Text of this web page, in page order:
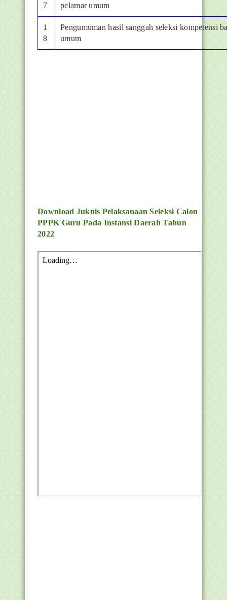
7
pelamar umum
1
8
Pengumuman hasil sanggah seleksi kompetensi
umum
Download Juknis Pelaksanaan Seleksi Calon
PPPK Guru Pada Instansi Daerah Tahun
2022